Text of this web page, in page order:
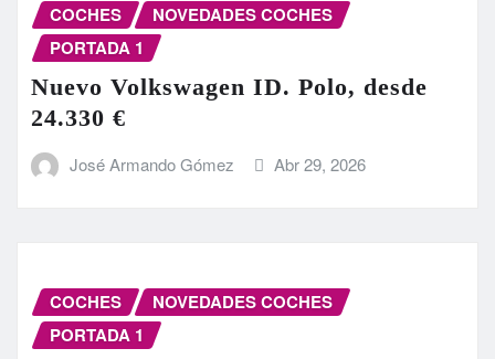
COCHES
NOVEDADES COCHES
PORTADA 1
Nuevo Volkswagen ID. Polo, desde
24.330 €
José Armando Gómez Abr 29, 2026
COCHES
NOVEDADES COCHES
PORTADA 1